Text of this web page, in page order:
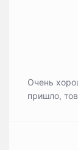
Очень
пришло,